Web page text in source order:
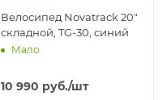
Велосипед Novatrack 20"
складной, TG-30, синий
Мало
10 990 руб./шт